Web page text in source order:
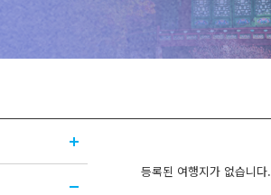
등록된 여행지가 없습니다.